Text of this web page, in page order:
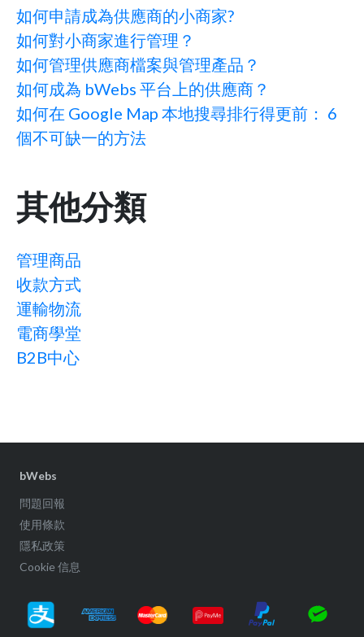
如何申請成為供應商的小商家?
如何對小商家進行管理？
如何管理供應商檔案與管理產品？
如何成為 bWebs 平台上的供應商？
如何在 Google Map 本地搜尋排行得更前： 6
個不可缺一的方法
其他分類
管理商品
收款方式
運輸物流
電商學堂
B2B中心
bWebs
問題回報
使用條款
隱私政策
Cookie 信息